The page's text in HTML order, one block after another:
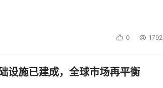
0 1792
设施已建成，全球市场再平衡